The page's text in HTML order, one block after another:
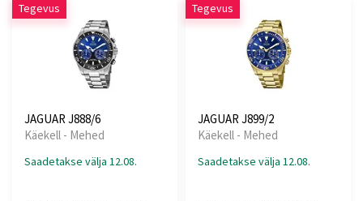
Tegevus
JAGUAR J888/6
Käekell - Mehed
Saadetakse välja 12.08.
Tegevus
JAGUAR J899/2
Käekell - Mehed
Saadetakse välja 12.08.